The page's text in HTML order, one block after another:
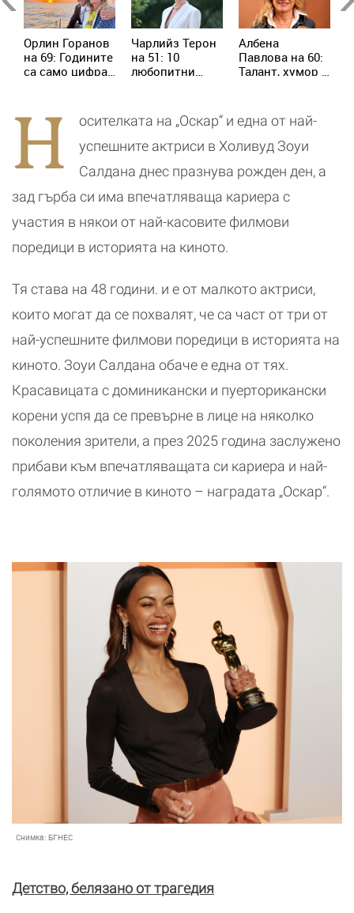
Орлин Горанов
на 69: Годините
са само цифра
Чарлийз Терон
на 51: 10
любопитни
не спира да
вдъхновява
Албена
Павлова на 60:
Талант, хумор и
Н
осителката на „Оскар“ и една от най-
успешните актриси в Холивуд Зоуи
Салдана днес празнува рожден ден, а
зад гърба си има впечатляваща кариера с
участия в някои от най-касовите филмови
поредици в историята на киното.
Тя става на 48 години. и е от малкото актриси,
които могат да се похвалят, че са част от три от
най-успешните филмови поредици в историята на
киното. Зоуи Салдана обаче е една от тях.
Красавицата с доминикански и пуерторикански
корени успя да се превърне в лице на няколко
поколения зрители, а през 2025 година заслужено
прибави към впечатляващата си кариера и най-
голямото отличие в киното – наградата „Оскар“.
Снимка: БГНЕС
Детство, белязано от трагедия